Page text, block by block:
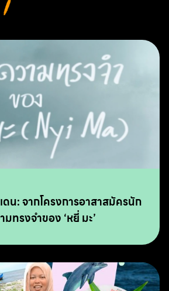
ดน: จากโครงการอาสาสมัครนัก
ทรงจำของ ‘หยี่ มะ’